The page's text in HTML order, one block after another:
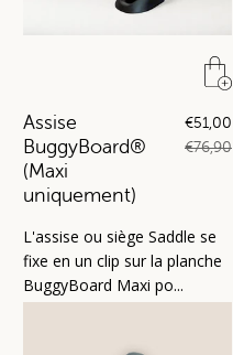
Assise
BuggyBoard®
(Maxi
uniquement)
€51,00
€76,90
L'assise ou siège Saddle se
fixe en un clip sur la planche
BuggyBoard Maxi po...